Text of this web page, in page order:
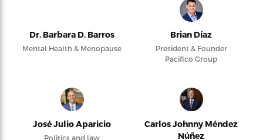
Dr. Barbara D. Barros
Mental Health & Menopause
Brian Díaz
President & Founder
Pacifico Group
José Julio Aparicio
Politics and law
Carlos Johnny Méndez
Núñez